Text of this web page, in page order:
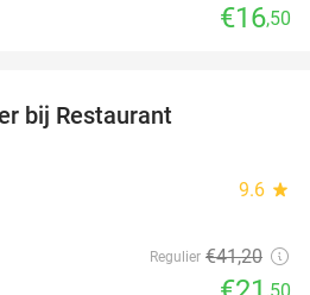
€16,50
bij Restaurant
9.6 star
Regulier €41,20